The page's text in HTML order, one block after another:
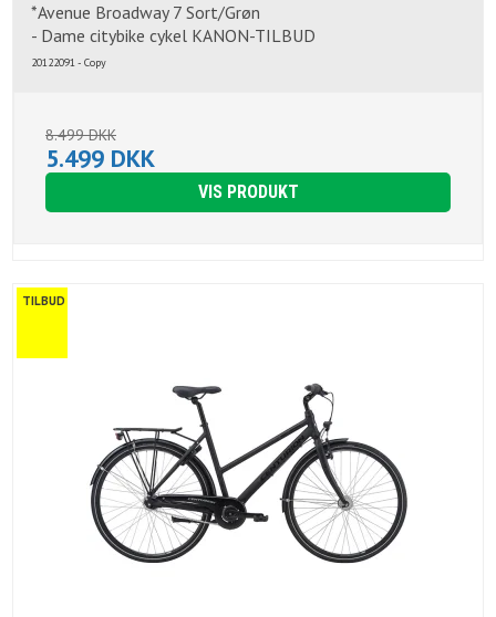
*Avenue Broadway 7 Sort/Grøn
- Dame citybike cykel KANON-TILBUD
20122091 - Copy
8.499 DKK
5.499 DKK
VIS PRODUKT
TILBUD